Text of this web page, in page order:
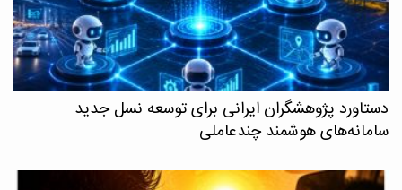
دستاورد پژوهشگران ایرانی برای توسعه نسل جدید
سامانه‌های هوشمند چندعاملی